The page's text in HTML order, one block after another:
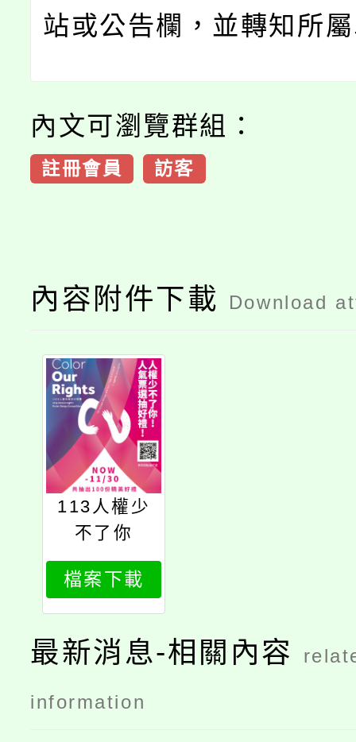
站或公告欄，並轉知所
內文可瀏覽群組：
註冊會員 訪客
內容附件下載 Download
113人權少
不了你
檔案下載
最新消息-相關內容
information